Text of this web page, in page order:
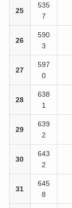
25
535
7
26
590
3
27
597
0
28
638
1
29
639
2
30
643
2
31
645
8